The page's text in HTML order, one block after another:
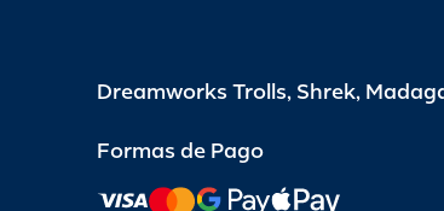
Dreamworks Trolls, Shrek,
Formas de Pago